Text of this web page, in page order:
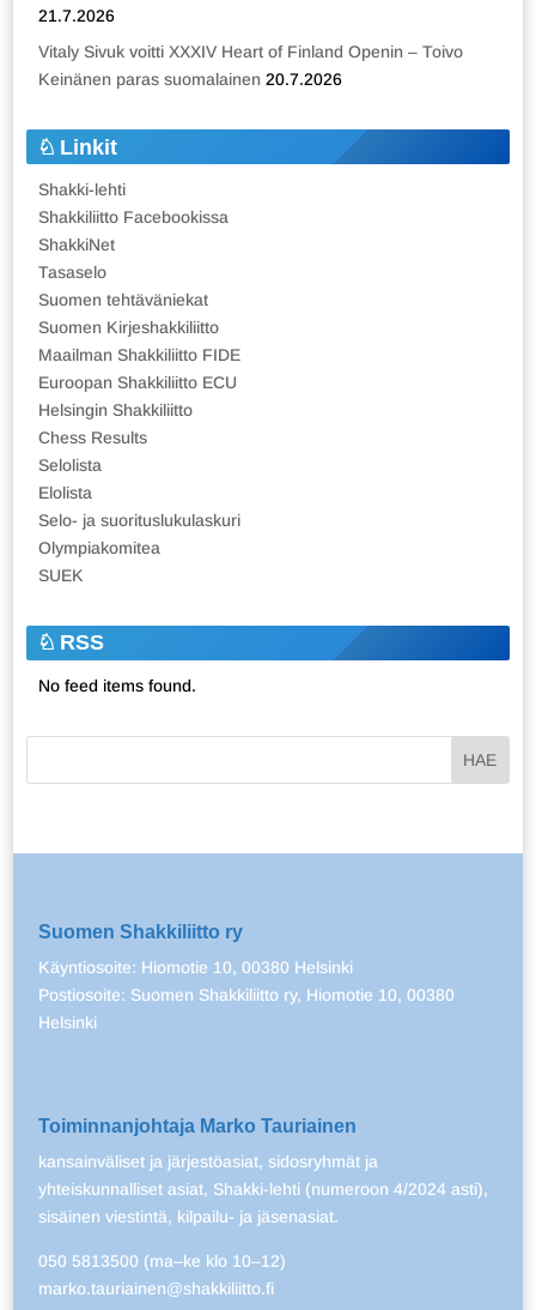
21.7.2026
Vitaly Sivuk voitti XXXIV Heart of Finland Openin – Toivo
Keinänen paras suomalainen 20.7.2026
Linkit
Shakki-lehti
Shakkiliitto Facebookissa
ShakkiNet
Tasaselo
Suomen tehtäväniekat
Suomen Kirjeshakkiliitto
Maailman Shakkiliitto FIDE
Euroopan Shakkiliitto ECU
Helsingin Shakkiliitto
Chess Results
Selolista
Elolista
Selo- ja suorituslukulaskuri
Olympiakomitea
SUEK
RSS
No feed items found.
Suomen Shakkiliitto ry
Käyntiosoite: Hiomotie 10, 00380 Helsinki
Postiosoite: Suomen Shakkiliitto ry, Hiomotie 10, 00380
Helsinki
Toiminnanjohtaja Marko Tauriainen
kansainväliset ja järjestöasiat, sidosryhmät ja
yhteiskunnalliset asiat, Shakki-lehti (numeroon 4/2024 asti),
sisäinen viestintä, kilpailu- ja jäsenasiat.
050 5813500 (ma–ke klo 10–12)
marko.tauriainen@shakkiliitto.fi